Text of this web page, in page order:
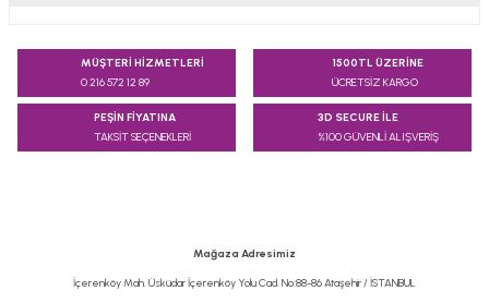
konularda yetersiz gördüğünüz noktaları öneri formunu
kullanarak tarafımıza iletebilirsiniz.
Ürün resmi kalitesiz, bozuk veya görüntülenemiyor.
MÜŞTERİ HİZMETLERİ
0 216 572 12 89
1500TL ÜZERİNE
ÜCRETSİZ KARGO
PEŞİN FİYATINA
TAKSİT SEÇENEKLERİ
3D SECURE İLE
%100 GÜVENLİ ALIŞVERİŞ
Mağaza Adresimiz
İçerenköy Mah. Üsküdar İçerenköy Yolu Cad. No:88-86 Ataşehir / İSTANBUL